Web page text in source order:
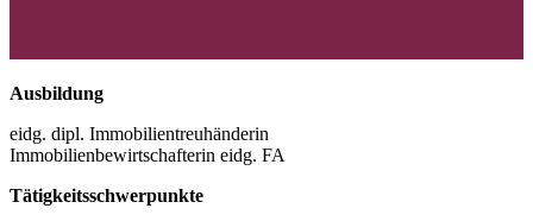
Ausbildung
eidg. dipl. Immobilientreuhänderin
Immobilienbewirtschafterin eidg. FA
Tätigkeitsschwerpunkte